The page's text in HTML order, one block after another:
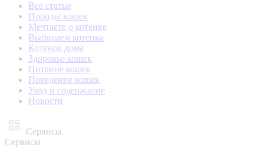
Все статьи
Породы кошек
Мечтаете о котенке
Выбираем котенка
Котенок дома
Здоровье кошек
Питание кошек
Поведение кошек
Уход и содержание
Новости
Сервисы
Сервисы